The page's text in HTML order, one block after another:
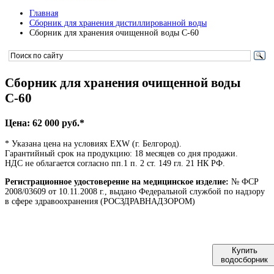
Главная
Сборник для хранения дистиллированной воды
Сборник для хранения очищенной воды С-60
Сборник для хранения очищенной воды
С-60
Цена: 62 000 руб.*
* Указана цена на условиях EXW (г. Белгород).
Гарантийный срок на продукцию: 18 месяцев со дня продажи.
НДС не облагается согласно пп.1 п. 2 ст. 149 гл. 21 НК РФ.
Регистрационное удостоверение на медицинское изделие: № ФСР
2008/03609 от 10.11.2008 г., выдано Федеральной службой по надзору
в сфере здравоохранения (РОСЗДРАВНАДЗОРОМ)
Купить
водосборник